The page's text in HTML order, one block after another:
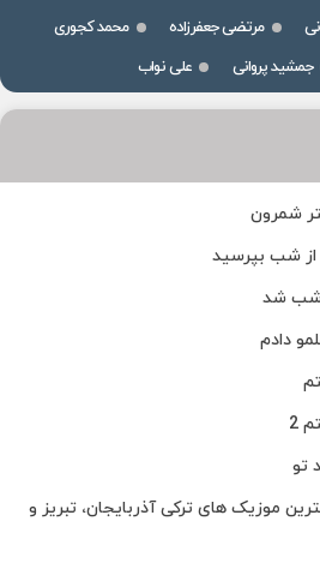
مرتضی جعفرزاده
محمد کجوری
جمشید پروانی علی نواب
شمرون
از شب بپرسید
شب شد
دادم
2
تو
موزیک‌ های ترکی آذربایجان، تبریز و